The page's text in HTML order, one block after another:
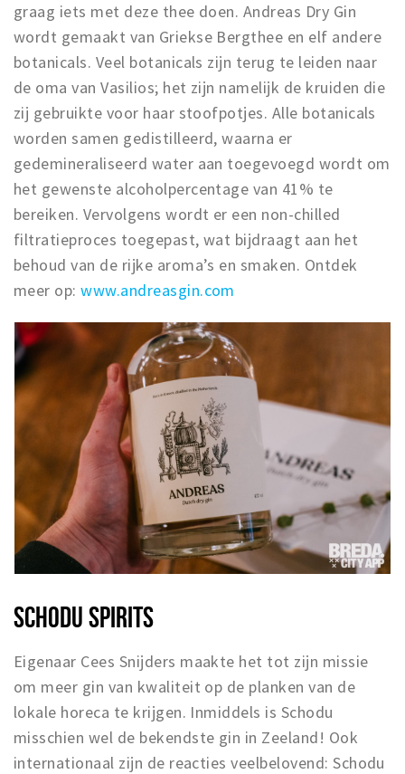
graag iets met deze thee doen. Andreas Dry Gin
wordt gemaakt van Griekse Bergthee en elf andere
botanicals. Veel botanicals zijn terug te leiden naar
de oma van Vasilios; het zijn namelijk de kruiden die
zij gebruikte voor haar stoofpotjes. Alle botanicals
worden samen gedistilleerd, waarna er
gedemineraliseerd water aan toegevoegd wordt om
het gewenste alcoholpercentage van 41% te
bereiken. Vervolgens wordt er een non-chilled
filtratieproces toegepast, wat bijdraagt aan het
behoud van de rijke aroma’s en smaken. Ontdek
meer op:www.andreasgin.com
SCHODU SPIRITS
Eigenaar Cees Snijders maakte het tot zijn missie
om meer gin van kwaliteit op de planken van de
lokale horeca te krijgen. Inmiddels is Schodu
misschien wel de bekendste gin in Zeeland! Ook
internationaal zijn de reacties veelbelovend: Schodu